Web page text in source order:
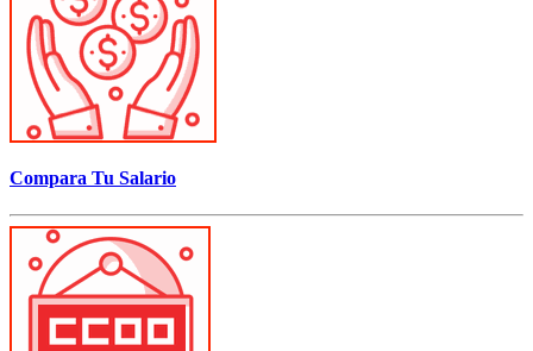
Compara Tu Salario